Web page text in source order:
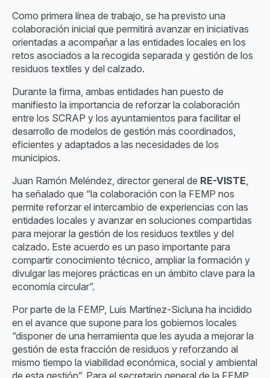
Como primera línea de trabajo, se ha previsto una
colaboración inicial que permitirá avanzar en iniciativas
orientadas a acompañar a las entidades locales en los
retos asociados a la recogida separada y gestión de los
residuos textiles y del calzado.
Durante la firma, ambas entidades han puesto de
manifiesto la importancia de reforzar la colaboración
entre los SCRAP y los ayuntamientos para facilitar el
desarrollo de modelos de gestión más coordinados,
eficientes y adaptados a las necesidades de los
municipios.
Juan Ramón Meléndez, director general de RE-VISTE,
ha señalado que “la colaboración con la FEMP nos
permite reforzar el intercambio de experiencias con las
entidades locales y avanzar en soluciones compartidas
para mejorar la gestión de los residuos textiles y del
calzado. Este acuerdo es un paso importante para
compartir conocimiento técnico, ampliar la formación y
divulgar las mejores prácticas en un ámbito clave para la
economía circular”.
Por parte de la FEMP, Luis Martínez-Sicluna ha incidido
en el avance que supone para los gobiernos locales
“disponer de una herramienta que les ayuda a mejorar la
gestión de esta fracción de residuos y reforzando al
mismo tiempo la viabilidad económica, social y ambiental